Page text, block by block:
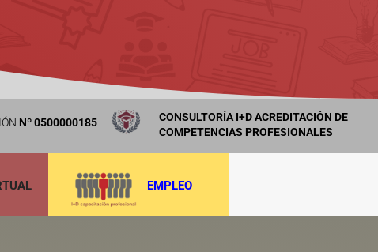
Nº 0500000185
CONSULTORÍA I+D ACREDITACIÓN DE
COMPETENCIAS PROFESIONALES
EMPLEO